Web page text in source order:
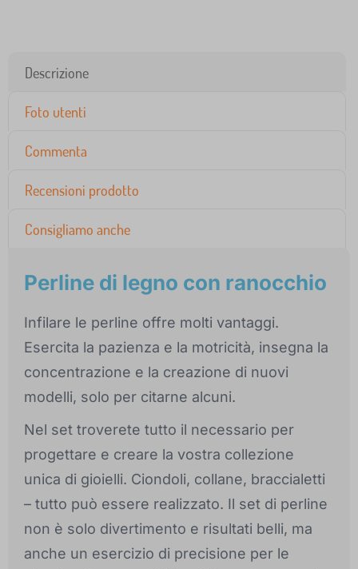
Descrizione
Foto utenti
Commenta
Recensioni prodotto
Consigliamo anche
Perline di legno con ranocchio
Infilare le perline offre molti vantaggi.
Esercita la pazienza e la motricità, insegna la
concentrazione e la creazione di nuovi
modelli, solo per citarne alcuni.
Nel set troverete tutto il necessario per
progettare e creare la vostra collezione
unica di gioielli. Ciondoli, collane, braccialetti
– tutto può essere realizzato. Il set di perline
non è solo divertimento e risultati belli, ma
anche un esercizio di precisione per le